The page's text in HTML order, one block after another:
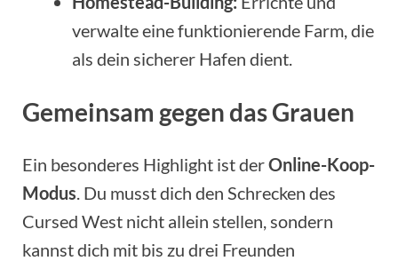
verwalte eine funktionierende Farm, die
als dein sicherer Hafen dient.
Gemeinsam gegen das Grauen
Ein besonderes Highlight ist derOnline-Koop-
Modus . Du musst dich den Schrecken des
Cursed West nicht allein stellen, sondern
kannst dich mit bis zu drei Freunden